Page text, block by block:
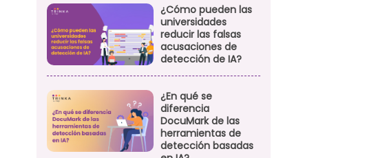
¿Cómo pueden las
universidades
reducir las falsas
acusaciones de
detección de IA?
¿En qué se
diferencia
DocuMark de las
herramientas de
detección basadas